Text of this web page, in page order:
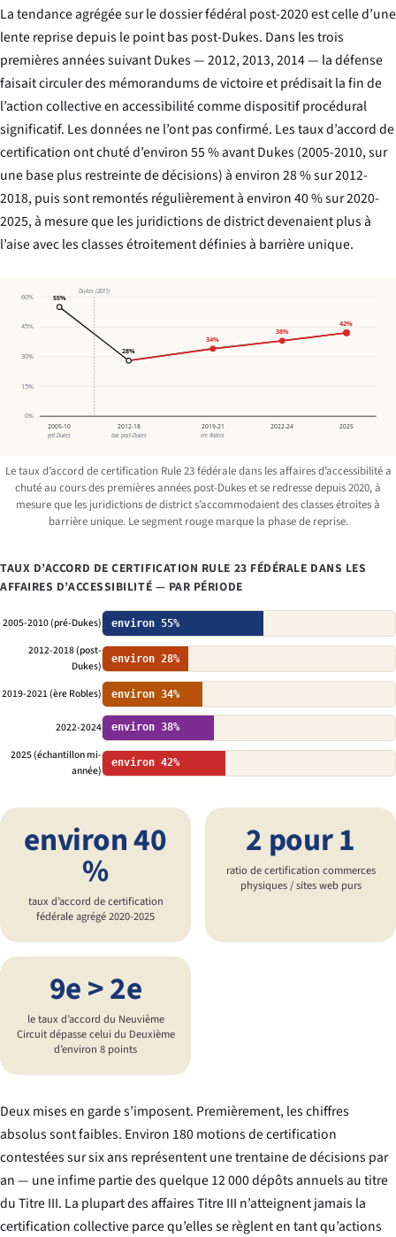
La tendance agrégée sur le dossier fédéral post-2020 est celle d’une
lente reprise depuis le point bas post-Dukes. Dans les trois
premières années suivantDukes— 2012, 2013, 2014 — la défense
faisait circuler des mémorandums de victoire et prédisait la fin de
l’action collective en accessibilité comme dispositif procédural
significatif. Les données ne l’ont pas confirmé. Les taux d’accord de
certification ont chuté d’environ 55 % avantDukes (2005-2010, sur
une base plus restreinte de décisions) à environ 28 % sur 2012-
2018, puis sont remontés régulièrement à environ 40 % sur 2020-
2025, à mesure que les juridictions de district devenaient plus à
l’aise avec les classes étroitement définies à barrière unique.
60%
45%
30%
15%
0%
2005-10 2012-18 2019-21 2022-24 2025
pré-Dukes bas post-Dukes ère Robles
55%
28%
34%
38%
42%
Dukes (2011)
Le taux d’accord de certification Rule 23 fédérale dans les affaires d’accessibilité a
chuté au cours des premières années post-Dukeset se redresse depuis 2020, à
mesure que les juridictions de district s’accommodaient des classes étroites à
barrière unique. Le segment rouge marque la phase de reprise.
TAUX D’ACCORD DE CERTIFICATION RULE 23 FÉDÉRALE DANS LES
AFFAIRES D’ACCESSIBILITÉ — PAR PÉRIODE
2005-2010 (pré-Dukes) environ 55%
2012-2018 (post-
Dukes)
environ 28%
2019-2021 (ère Robles) environ 34%
2022-2024 environ 38%
2025 (échantillon mi-
année)
environ 42%
environ 40
%
taux d’accord de certification
fédérale agrégé 2020-2025
2 pour 1
ratio de certification commerces
physiques / sites web purs
9e > 2e
le taux d’accord du Neuvième
Circuit dépasse celui du Deuxième
d’environ 8 points
Deux mises en garde s’imposent. Premièrement, les chiffres
absolus sont faibles. Environ 180 motions de certification
contestées sur six ans représentent une trentaine de décisions par
an — une infime partie des quelque 12 000 dépôts annuels au titre
du Titre III. La plupart des affaires Titre III n’atteignent jamais la
certification collective parce qu’elles se règlent en tant qu’actions